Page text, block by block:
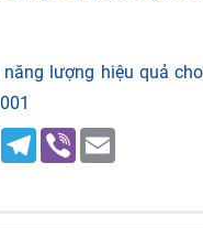
lượng hiệu quả
X Telegram
Viber